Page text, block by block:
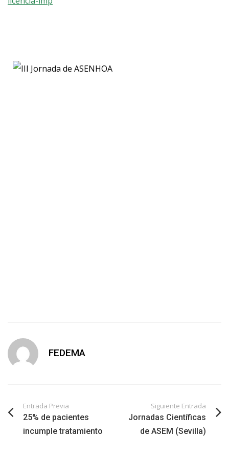
FEDEMA
Entrada Previa
25% de pacientes
incumple tratamiento
Siguiente Entrada
Jornadas Científicas
de ASEM (Sevilla)